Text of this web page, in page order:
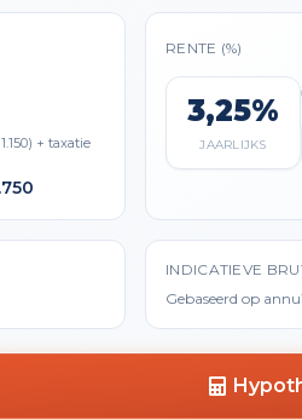
+ taxatie
RENTE (%)
3,25%
JAARLIJKS
INDICATIEVE
Gebaseerd op